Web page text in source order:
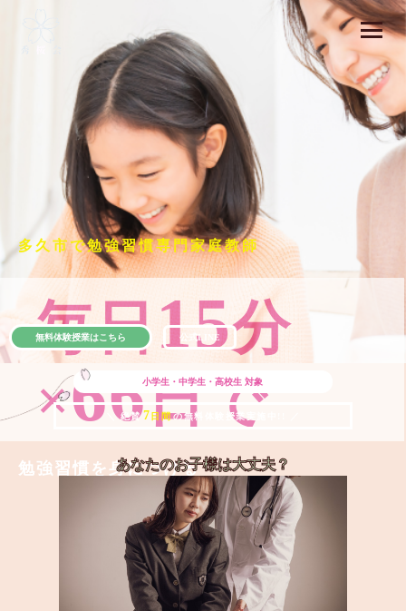
多久市で勉強習慣専門家庭教師
毎日15分
×66日で
勉強習慣を身につける
小学生・中学生・高校生 対象
＼ 絶賛 7 日間の無料体験授業実施中!! ／
無料体験授業はこちら 公式LINE
あなたのお子様は大丈夫？